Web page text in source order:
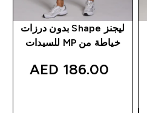
ليجنز Shape بدون درزات
خياطة من MP للسيدات
186.00 AED‎